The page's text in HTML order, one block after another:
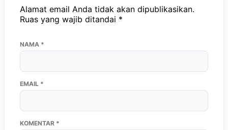
Alamat email Anda tidak akan dipublikasikan.
Ruas yang wajib ditandai *
KOMENTAR *
NAMA *
EMAIL *